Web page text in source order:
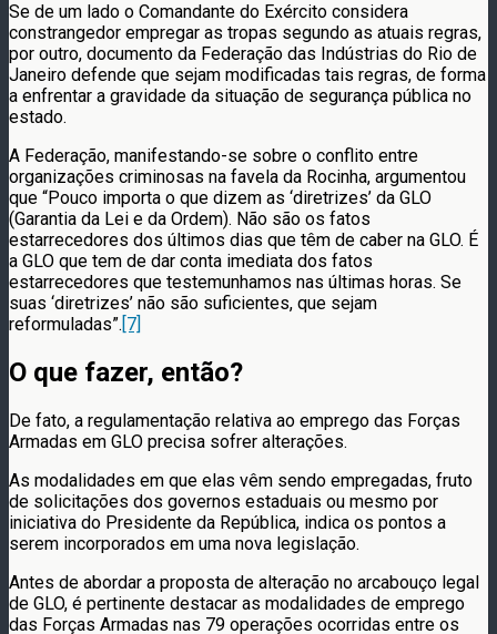
Se de um lado o Comandante do Exército considera
constrangedor empregar as tropas segundo as atuais regras,
por outro, documento da Federação das Indústrias do Rio de
Janeiro defende que sejam modificadas tais regras, de forma
a enfrentar a gravidade da situação de segurança pública no
estado.
A Federação, manifestando-se sobre o conflito entre
organizações criminosas na favela da Rocinha, argumentou
que “Pouco importa o que dizem as ‘diretrizes’ da GLO
(Garantia da Lei e da Ordem). Não são os fatos
estarrecedores dos últimos dias que têm de caber na GLO. É
a GLO que tem de dar conta imediata dos fatos
estarrecedores que testemunhamos nas últimas horas. Se
suas ‘diretrizes’ não são suficientes, que sejam
reformuladas”. [7]
O que fazer, então?
De fato, a regulamentação relativa ao emprego das Forças
Armadas em GLO precisa sofrer alterações.
As modalidades em que elas vêm sendo empregadas, fruto
de solicitações dos governos estaduais ou mesmo por
iniciativa do Presidente da República, indica os pontos a
serem incorporados em uma nova legislação.
Antes de abordar a proposta de alteração no arcabouço legal
de GLO, é pertinente destacar as modalidades de emprego
das Forças Armadas nas 79 operações ocorridas entre os